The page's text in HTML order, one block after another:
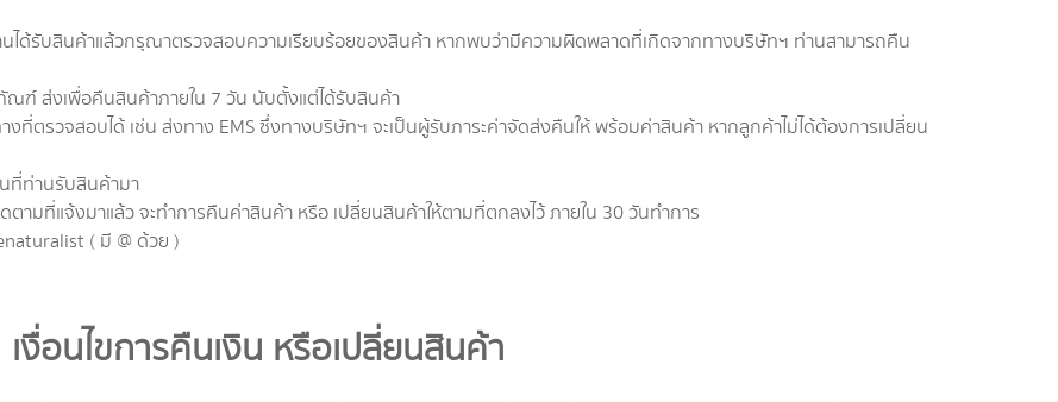
ได้รับสินค้าแล้วกรุณาตรวจสอบความเรียบร้อยของสินค้า หากพบว่ามีความผิดพลาดที่เกิดจากทางบริษัทฯ ท่านสามารถคืน
ส่งเพื่อคืนสินค้าภายใน 7 วัน นับตั้งแต่ได้รับสินค้า
รวจสอบได้ เช่น ส่งทาง EMS ซึ่งทางบริษัทฯ จะเป็นผู้รับภาระค่าจัดส่งคืนให้ พร้อมค่าสินค้า หากลูกค้าไม่ได้ต้องการเปลี่ยน
ท่านรับสินค้ามา
ที่แจ้งมาแล้ว จะทำการคืนค่าสินค้า หรือ เปลี่ยนสินค้าให้ตามที่ตกลงไว้ ภายใน 30 วันทำการ
( มี @ ด้วย )
เงื่อนไขการคืนเงิน หรือเปลี่ยนสินค้า